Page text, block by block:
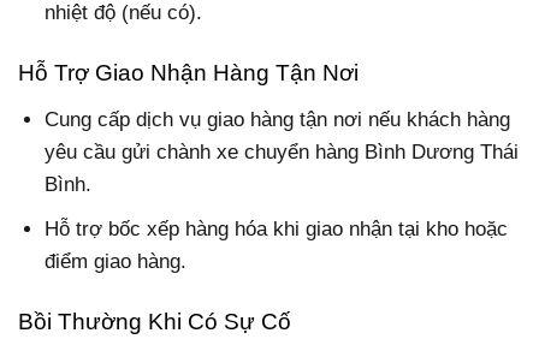
nhiệt độ (nếu có).
Hỗ Trợ Giao Nhận Hàng Tận Nơi
Cung cấp dịch vụ giao hàng tận nơi nếu khách hàng
yêu cầu gửi chành xe chuyển hàng Bình Dương Thái
Bình.
Hỗ trợ bốc xếp hàng hóa khi giao nhận tại kho hoặc
điểm giao hàng.
Bồi Thường Khi Có Sự Cố